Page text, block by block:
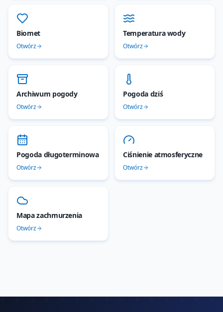
Biomet
Otwórz
Temperatura wody
Otwórz
Archiwum pogody
Otwórz
Pogoda dziś
Otwórz
Pogoda długoterminowa
Otwórz
Ciśnienie atmosferyczne
Otwórz
Mapa zachmurzenia
Otwórz